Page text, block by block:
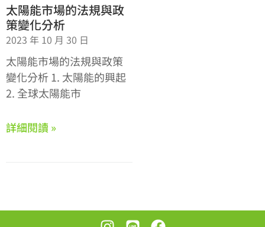
太陽能市場的法規與政
策變化分析
2023 年 10 月 30 日
太陽能市場的法規與政策
變化分析 1. 太陽能的興起
2. 全球太陽能市
詳細閱讀 »